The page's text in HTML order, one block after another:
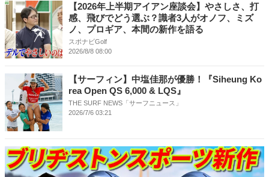
【2026年上半期アイアン座談会】やさしさ、打
感、飛びでどう選ぶ？識者3人がオノフ、ミズ
ノ、プロギア、本間の新作を語る
スポナビGolf
2026/8/8 08:00
【サーフィン】中塩佳那が優勝！『Siheung Ko
rea Open QS 6,000 & LQS』
THE SURF NEWS「サーフニュース」
2026/7/6 03:21